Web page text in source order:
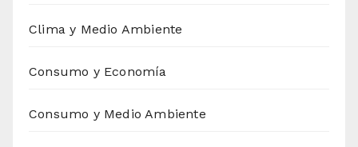
Clima y Medio Ambiente
Consumo y Economía
Consumo y Medio Ambiente